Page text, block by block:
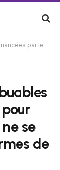
se conforment pas aux normes de genre / Nation LGBTQ
se
de